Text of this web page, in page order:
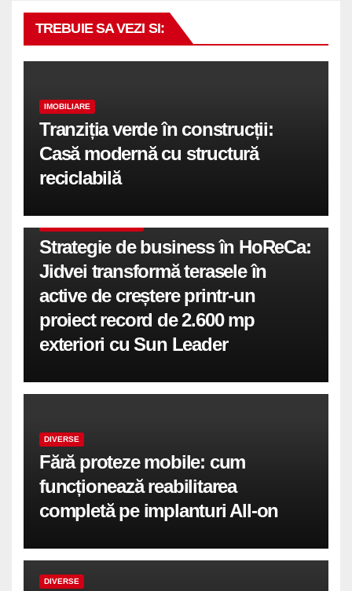
TREBUIE SA VEZI SI:
IMOBILIARE
Tranziția verde în construcții:
Casă modernă cu structură
reciclabilă
Strategie de business în HoReCa:
Jidvei transformă terasele în
active de creștere printr-un
proiect record de 2.600 mp
exteriori cu Sun Leader
DIVERSE
Fără proteze mobile: cum
funcționează reabilitarea
completă pe implanturi All-on
DIVERSE